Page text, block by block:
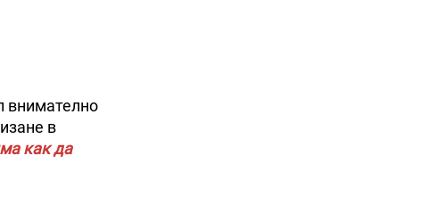
внимателно
в
как да